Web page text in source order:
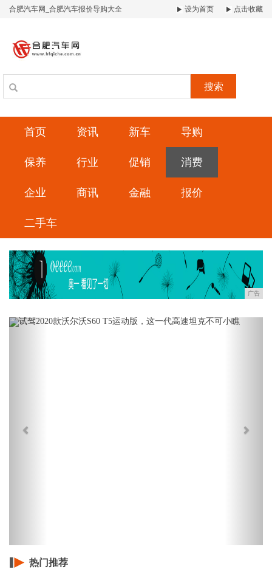
合肥汽车网_合肥汽车报价导购大全 设为首页 点击收藏
搜索
首页 资讯 新车 导购
保养 行业 促销 消费
企业 商讯 金融 报价
二手车
广告
Previous
热门推荐